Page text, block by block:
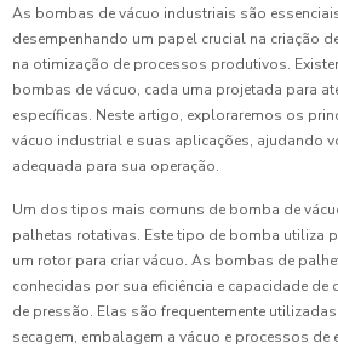
As bombas de vácuo industriais são
desempenhando um papel crucial na criação
na otimização de processos produtivos.
bombas de vácuo, cada uma projetada para
específicas. Neste artigo, exploraremos os
vácuo industrial e suas aplicações, ajudando
adequada para sua operação.
Um dos tipos mais comuns de bomba de
palhetas rotativas. Este tipo de bomba utiliza
um rotor para criar vácuo. As bombas de
conhecidas por sua eficiência e capacidade de
de pressão. Elas são frequentemente
secagem, embalagem a vácuo e processos de